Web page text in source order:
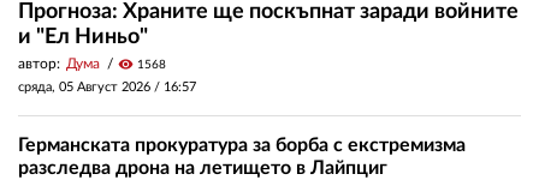
Прогноза: Храните ще поскъпнат заради войните
и "Ел Ниньо"
автор: Дума visibility 1568
сряда, 05 Август 2026 / 16:57
Германската прокуратура за борба с екстремизма
разследва дрона на летището в Лайпциг